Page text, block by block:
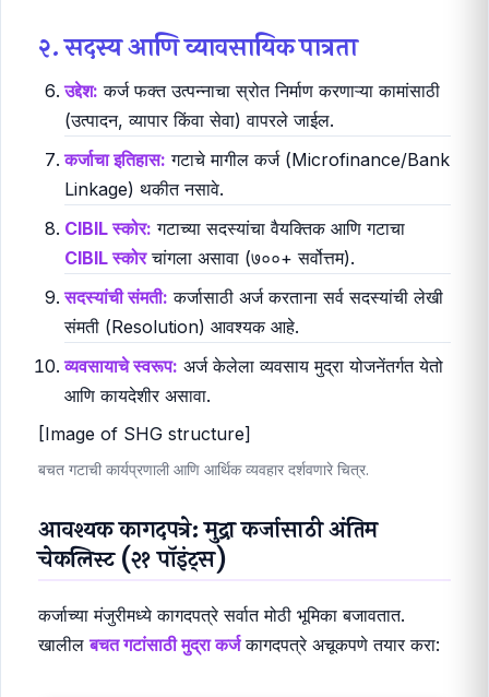
२. सदस्य आणि व्यावसायिक पात्रता
उद्देश: कर्ज फक्त उत्पन्नाचा स्रोत निर्माण करणाऱ्या कामांसाठी
(उत्पादन, व्यापार किंवा सेवा) वापरले जाईल.
कर्जाचा इतिहास: गटाचे मागील कर्ज (Microfinance/Bank
Linkage) थकीत नसावे.
CIBIL स्कोर: गटाच्या सदस्यांचा वैयक्तिक आणि गटाचा
CIBIL स्कोरचांगला असावा (७००+ सर्वोत्तम).
सदस्यांची संमती: कर्जासाठी अर्ज करताना सर्व सदस्यांची लेखी
संमती (Resolution) आवश्यक आहे.
व्यवसायाचे स्वरूप: अर्ज केलेला व्यवसाय मुद्रा योजनेंतर्गत येतो
आणि कायदेशीर असावा.
[Image of SHG structure]
बचत गटाची कार्यप्रणाली आणि आर्थिक व्यवहार दर्शवणारे चित्र.
आवश्यक कागदपत्रे: मुद्रा कर्जासाठी अंतिम
चेकलिस्ट (२१ पॉइंट्स)
कर्जाच्या मंजुरीमध्ये कागदपत्रे सर्वात मोठी भूमिका बजावतात.
खालीलबचत गटांसाठी मुद्रा कर्जकागदपत्रे अचूकपणे तयार करा: